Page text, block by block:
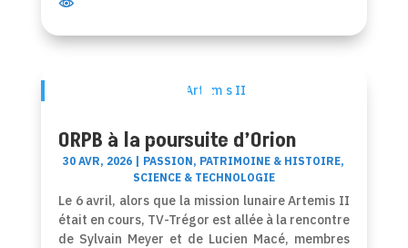
Artemis II
ORPB à la poursuite d’Orion
30 AVR, 2026 PASSION, PATRIMOINE & HISTOIRE,
SCIENCE & TECHNOLOGIE
Le 6 avril, alors que la mission lunaire Artemis II
était en cours, TV-Trégor est allée à la rencontre
de Sylvain Meyer et de Lucien Macé, membres